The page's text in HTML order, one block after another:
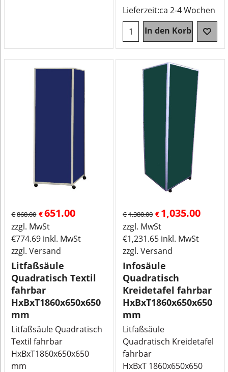
Lieferzeit:ca 2-4 Wochen
In den Korb
€868.00 €651.00
zzgl. MwSt
€774.69 inkl. MwSt
zzgl. Versand
Litfaßsäule
Quadratisch Textil
fahrbar
HxBxT1860x650x650
mm
Litfaßsäule Quadratisch
Textil fahrbar
HxBxT1860x650x650
mm
€1,380.00 € 1,035.00
zzgl. MwSt
€1,231.65 inkl. MwSt
zzgl. Versand
Infosäule
Quadratisch
Kreidetafel fahrbar
HxBxT1860x650x650
mm
Litfaßsäule
Quadratisch Kreidetafel
fahrbar
HxBxT 1860x650x650